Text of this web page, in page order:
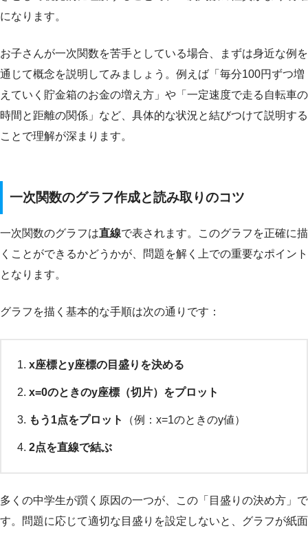
になります。
お子さんが一次関数を苦手としている場合、まずは身近な例を
通じて概念を説明してみましょう。例えば「毎分100円ずつ増
えていく貯金箱のお金の増え方」や「一定速度で走る自転車の
時間と距離の関係」など、具体的な状況と結びつけて説明する
ことで理解が深まります。
一次関数のグラフ作成と読み取りのコツ
一次関数のグラフは直線で表されます。このグラフを正確に描
くことができるかどうかが、問題を解く上での重要なポイント
となります。
グラフを描く基本的な手順は次の通りです：
x座標とy座標の目盛りを決める
x=0のときのy座標（切片）をプロット
もう1点をプロット （例：x=1のときのy値）
2点を直線で結ぶ
多くの中学生が躓く原因の一つが、この「目盛りの決め方」で
す。問題に応じて適切な目盛りを設定しないと、グラフが紙面